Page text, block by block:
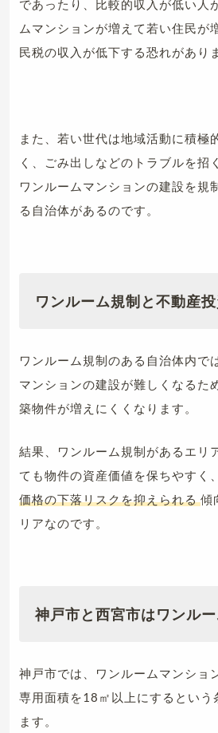
であったり、比較的収入が低い人
ムマンションが増えて若い住民が
民税の収入が低下する恐れがあり
また、若い世代は地域活動に積極
く、ごみ出しなどのトラブルを招
ワンルームマンションの建設を規
る自治体があるのです。
ワンルーム規制と不動産
ワンルーム規制のある自治体内で
マンションの建設が難しくなるた
築物件が増えにくくなります。
結果、ワンルーム規制があるエリ
ても物件の資産価値を保ちやすく、
価格の下落リスクを抑えられる 傾
リアなのです。
神戸市と西宮市はワンル
神戸市では、ワンルームマンショ
専用面積を18㎡以上にするという
ます。